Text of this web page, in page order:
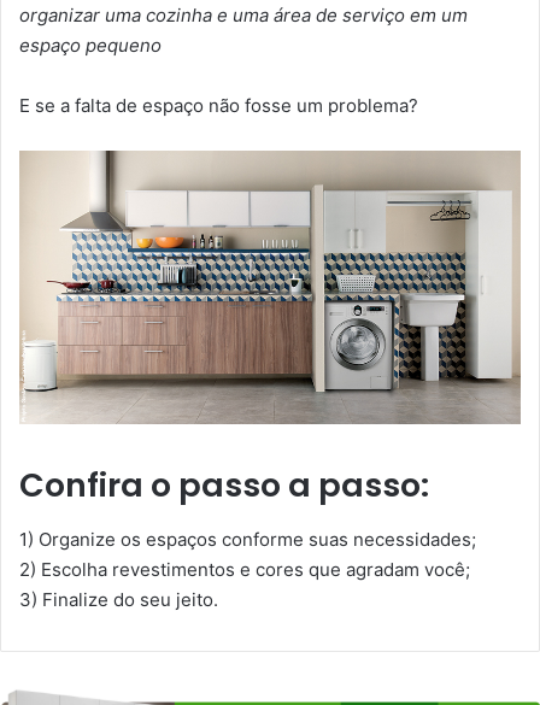
organizar uma cozinha e uma área de serviço em um
espaço pequeno
E se a falta de espaço não fosse um problema?
Confira o passo a passo:
1) Organize os espaços conforme suas necessidades;
2) Escolha revestimentos e cores que agradam você;
3) Finalize do seu jeito.